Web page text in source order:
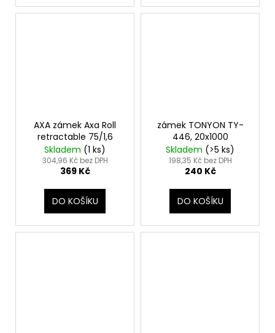
AXA zámek Axa Roll
retractable 75/1,6
Skladem (1 ks)
304,96 Kč bez DPH
369 Kč
DO KOŠÍKU
zámek TONYON TY-
446, 20x1000
Skladem (>5 ks)
198,35 Kč bez DPH
240 Kč
DO KOŠÍKU